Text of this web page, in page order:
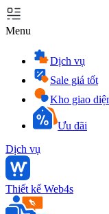
Menu
Dịch vụ
Sale giá tốt
Kho giao
Ưu đãi
Dịch vụ
Thiết kế Web4s